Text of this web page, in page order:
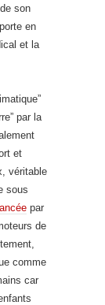
son
en
et la
par la
et
véritable
sous
par
de
comme
car